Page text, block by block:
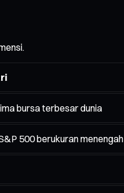
bursa terbesar dunia
500 berukuran menengah